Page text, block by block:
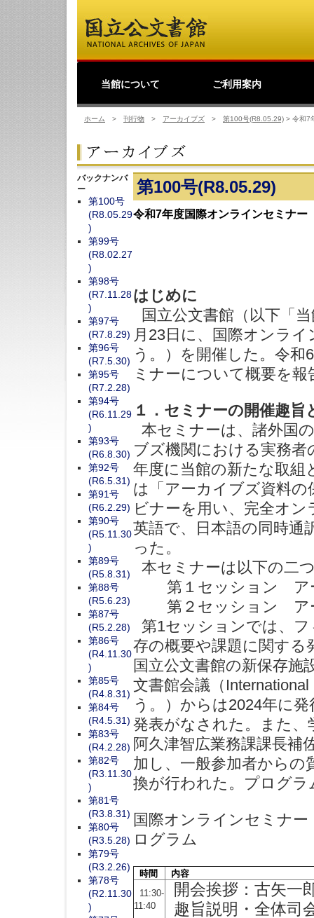
当館について
館長挨拶
事業理念
公文書館概要
業務・活動
歴史公文書等の移管か
ら利用まで
館主催見学会
調査・研究
研修・全国公文書館会
議
国際交流
ご利用案内
利用規則
閲覧室ご利用案内
写しの交付等のご案内
貸出しその他のご案内
取材のご案内
よくあるご質問
ショップ
友の会 デ
日
ホーム > 刊行物 > アーカイブズ > 第100号(R8.05.29) > 令和7
第100号(R8.05.29)
令和7年度国際オンラインセミナー
はじめに
国立公文書館（以下「
月23日に、国際オンラ
う。）を開催した。令
ミナーについて概要を報
１．セミナーの開催趣
本セミナーは、諸外国
ブズ機関における実務
年度に当館の新たな取組
は「アーカイブズ資料の
ビナーを用い、完全オ
英語で、日本語の同時通
った。
本セミナーは以下の二
第１セッション アー
第２セッション アー
第1セッションでは、
存の概要や課題に関す
国立公文書館の新保存施
文書館会議（
う。）からは2024年に
発表がなされた。また、
阿久津智広業務課課長補
加し、一般参加者からの
換が行われた。プログ
国際オンラインセミナ
ログラム
時間 内容
11:30-
11:40
開会挨拶：古矢一
趣旨説明・全体司
バックナンバ
ー
第100号
(R8.05.29
)
第99号
(R8.02.27
)
第98号
(R7.11.28
)
第97号
(R7.8.29)
第96号
(R7.5.30)
第95号
(R7.2.28)
第94号
(R6.11.29
)
第93号
(R6.8.30)
第92号
(R6.5.31)
第91号
(R6.2.29)
第90号
(R5.11.30
)
第89号
(R5.8.31)
第88号
(R5.6.23)
第87号
(R5.2.28)
第86号
(R4.11.30
)
第85号
(R4.8.31)
第84号
(R4.5.31)
第83号
(R4.2.28)
第82号
(R3.11.30
)
第81号
(R3.8.31)
第80号
(R3.5.28)
第79号
(R3.2.26)
第78号
(R2.11.30
)